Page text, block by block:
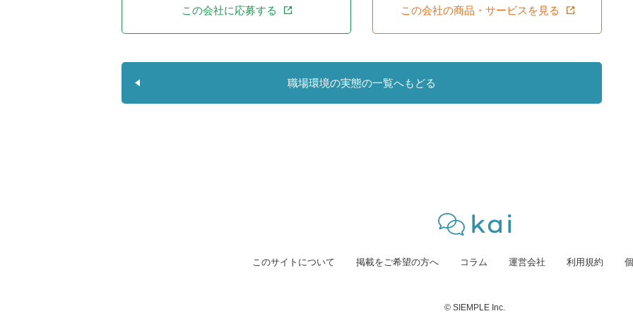
この会社に応募する この会社の商品・サービスを見る
職場環境の実態の一覧へもどる
このサイトについて 掲載をご希望の方へ コラム 運営会社 利用規約
© SIEMPLE Inc.